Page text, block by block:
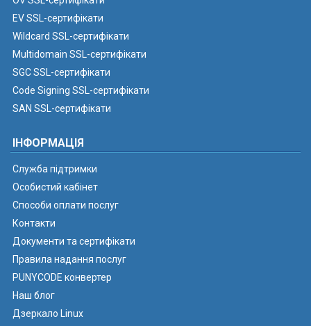
EV SSL-сертифікати
Wildcard SSL-сертифікати
Multidomain SSL-сертифікати
SGC SSL-сертифікати
Code Signing SSL-сертифікати
SAN SSL-сертифікати
ІНФОРМАЦІЯ
Служба підтримки
Особистий кабінет
Способи оплати послуг
Контакти
Документи та сертифікати
Правила надання послуг
PUNYCODE конвертер
Наш блог
Дзеркало Linux